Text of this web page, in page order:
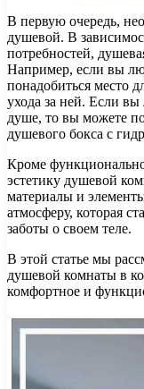
В первую очередь,
душевой. В
потребностей,
Например, если вы
понадобиться место
ухода за ней. Если вы
душе, то вы можете
душевого бокса с
Кроме
эстетику душевой
материалы и
атмосферу, которая
заботы о своем теле.
В этой статье мы
душевой комнаты в
комфортное и